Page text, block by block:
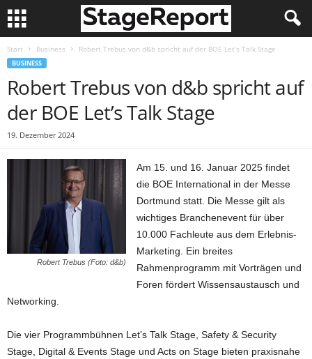
Start Business Robert Trebus von d&b spricht auf der BOE Let’s Talk Stage
BUSINESS
Robert Trebus von d&b spricht auf
der BOE Let’s Talk Stage
19. Dezember 2024
Robert Trebus (Foto: d&b)
Am 15. und 16. Januar 2025 findet
die BOE International in der Messe
Dortmund statt. Die Messe gilt als
wichtiges Branchenevent für über
10.000 Fachleute aus dem Erlebnis-
Marketing. Ein breites
Rahmenprogramm mit Vorträgen und
Foren fördert Wissensaustausch und
Networking.
Die vier Programmbühnen Let’s Talk Stage, Safety & Security
Stage, Digital & Events Stage und Acts on Stage bieten praxisnahe